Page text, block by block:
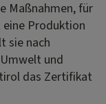
Maßnahmen, für
Produktion
sie nach
und
das Zertifikat